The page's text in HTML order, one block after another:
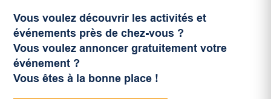
Vous voulez découvrir les activités et
événements près de chez-vous ?
Vous voulez annoncer gratuitement votre
événement ?
Vous êtes à la bonne place !